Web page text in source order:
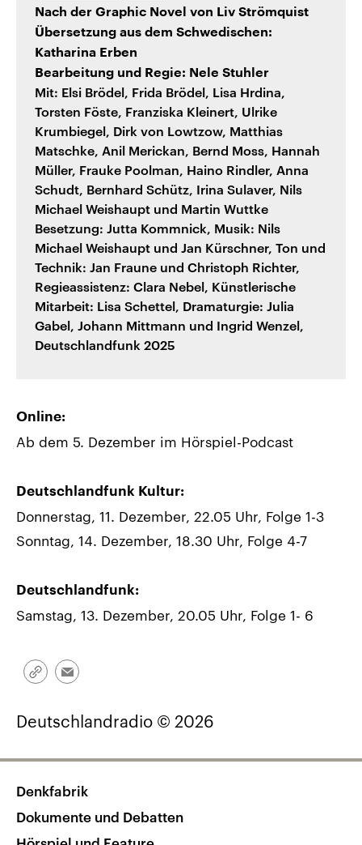
Nach der Graphic Novel von Liv Strömquist
Übersetzung aus dem Schwedischen:
Katharina Erben
Bearbeitung und Regie: Nele Stuhler
Mit: Elsi Brödel, Frida Brödel, Lisa Hrdina,
Torsten Föste, Franziska Kleinert, Ulrike
Krumbiegel, Dirk von Lowtzow, Matthias
Matschke, Anil Merickan, Bernd Moss, Hannah
Müller, Frauke Poolman, Haino Rindler, Anna
Schudt, Bernhard Schütz, Irina Sulaver, Nils
Michael Weishaupt und Martin Wuttke
Besetzung: Jutta Kommnick, Musik: Nils
Michael Weishaupt und Jan Kürschner, Ton und
Technik: Jan Fraune und Christoph Richter,
Regieassistenz: Clara Nebel, Künstlerische
Mitarbeit: Lisa Schettel, Dramaturgie: Julia
Gabel, Johann Mittmann und Ingrid Wenzel,
Deutschlandfunk 2025
Online:
Ab dem 5. Dezember im Hörspiel-Podcast
Deutschlandfunk Kultur:
Donnerstag, 11. Dezember, 22.05 Uhr, Folge 1-3
Sonntag, 14. Dezember, 18.30 Uhr, Folge 4-7
Deutschlandfunk:
Samstag, 13. Dezember, 20.05 Uhr, Folge 1- 6
Link
Email
Deutschlandradio © 2026
Denkfabrik
Dokumente und Debatten